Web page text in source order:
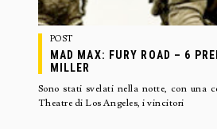
POST
MAD MAX: FURY ROAD – 6
MILLER
Sono stati svelati nella notte, con una
Theatre di Los Angeles, i vincitori